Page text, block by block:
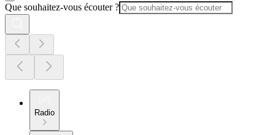
Que souhaitez-vous écouter ?
Radio